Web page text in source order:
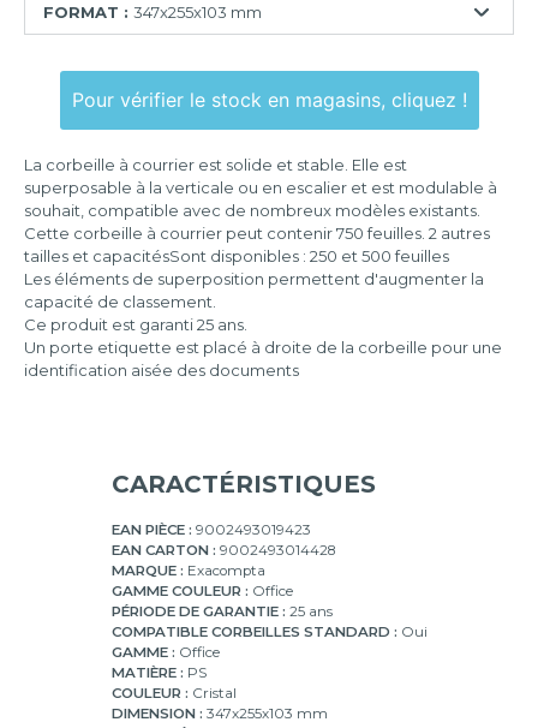
FORMAT : 347x255x103 mm
346x255x65
347x255x38
mm
347x255x103
mm
Pour vérifier le stock en magasins, cliquez !
La corbeille à courrier est solide et stable. Elle est
superposable à la verticale ou en escalier et est modulable à
souhait, compatible avec de nombreux modèles existants.
Cette corbeille à courrier peut contenir 750 feuilles. 2 autres
tailles et capacitésSont disponibles : 250 et 500 feuilles
Les éléments de superposition permettent d'augmenter la
capacité de classement.
Ce produit est garanti 25 ans.
Un porte etiquette est placé à droite de la corbeille pour une
identification aisée des documents
CARACTÉRISTIQUES
EAN PIÈCE : 9002493019423
EAN CARTON : 9002493014428
MARQUE : Exacompta
GAMME COULEUR : Office
PÉRIODE DE GARANTIE : 25 ans
COMPATIBLE CORBEILLES STANDARD : Oui
GAMME : Office
MATIÈRE : PS
COULEUR : Cristal
DIMENSION : 347x255x103 mm